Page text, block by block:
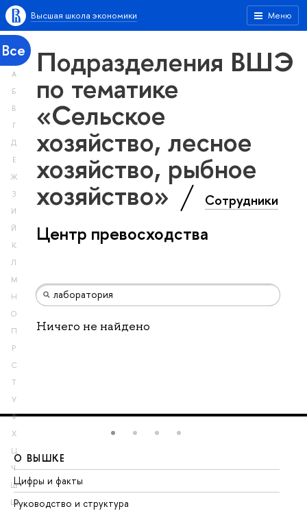
Меню
Высшая школа экономики
Все
А
Б
В
Г
Д
Е
Ж
З
И
Й
К
Л
М
Н
О
П
Р
С
Т
У
Ф
Х
Ц
Ч
Ш
Щ
Подразделения ВШЭ
по тематике
«Сельское
хозяйство, лесное
хозяйство, рыбное
хозяйство» Сотрудники
Центр превосходства
Ничего не найдено
О ВЫШКЕ
Цифры и факты
Руководство и структура